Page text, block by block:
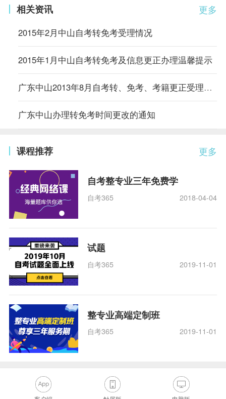
更多
相关资讯
2015年2月中山自考转免考受理情况
2015年1月中山自考转免考及信息更正办理温馨提示
广东中山2013年8月自考转、免考、考籍更正受理情况
广东中山办理转免考时间更改的通知
更多
课程推荐
自考整专业三年免费学
自考365 2018-04-04
试题
自考365 2019-11-01
整专业高端定制班
自考365 2019-11-01